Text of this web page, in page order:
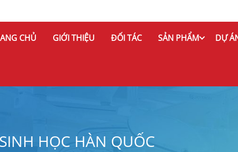
CHỦ GIỚI THIỆU ĐỐI TÁC SẢN PHẨM DỰ
HỌC HÀN QUỐC